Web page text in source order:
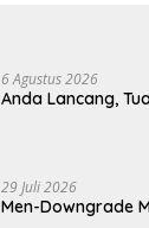
6 Agustus 2026
Anda Lancang,
29 Juli 2026
Men-Downgrade